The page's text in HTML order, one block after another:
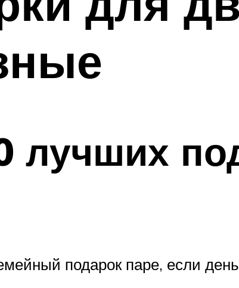
лучших
подарок паре, если